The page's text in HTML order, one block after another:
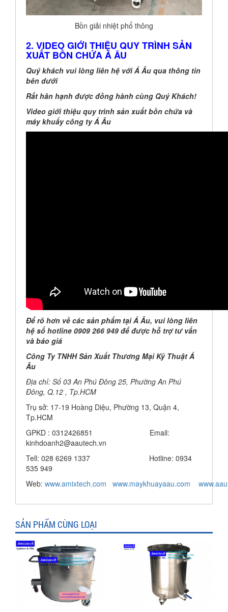
Bồn giải nhiệt phổ thông
2. VIDEO GIỚI THIỆU QUY TRÌNH SẢN
XUẤT BỒN CHỨA Á ÂU
Quý khách vui lòng liên hệ với Á Âu qua thông tin
bên dưới
Rất hân hạnh được đồng hành cùng Quý Khách!
Video giới thiệu quy trình sản xuất bồn chứa và
máy khuấy công ty Á Âu
Để rõ hơn về các sản phẩm tại Á Âu, vui lòng liên
hệ số hotline 0909 266 949 để được hỗ trợ tư vấn
và báo giá
Công Ty TNHH Sản Xuất Thương Mại Kỹ Thuật Á
Âu
Địa chỉ: Số 03 An Phú Đông 25, Phường An Phú
Đông, Q.12 , Tp.HCM
Trụ sở: 17-19 Hoàng Diệu, Phường 13, Quận 4,
Tp.HCM
GPKD : 0312426851 Email:
kinhdoanh2@aautech.vn
Tell: 028 6269 1337 Hotline: 0934
535 949
Web: www.amixtech.com www.maykhuayaau.com www.
SẢN PHẨM CÙNG LOẠI